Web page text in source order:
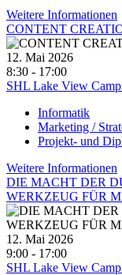
Weitere Informationen
CONTENT
12. Mai 2026
8:30 - 17:00
SHL Lake View
Informatik
Marketing /
Projekt- und
Weitere Informationen
DIE MACHT DER
WERKZEUG FÜR
12. Mai 2026
9:00 - 17:00
SHL Lake View